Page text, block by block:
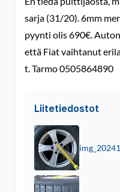
sarja (31/20). 6mm
pyynti olis 690€.
että Fiat vaihtanut
t. Tarmo 0505864890
Liitetiedostot